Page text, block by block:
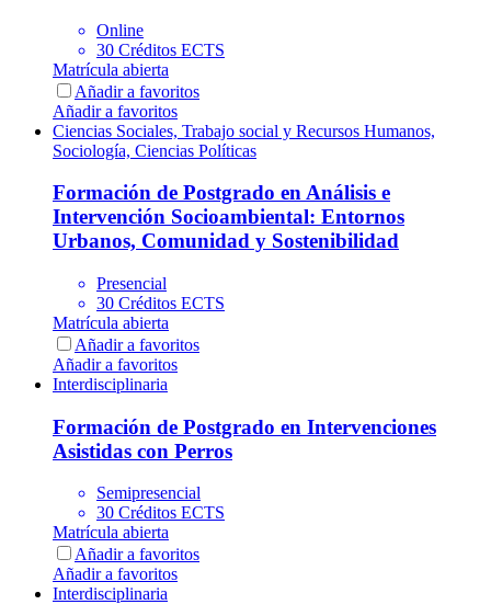
Online
30 Créditos ECTS
Matrícula abierta
Añadir a favoritos
Añadir a favoritos
Ciencias Sociales, Trabajo social y Recursos Humanos,
Sociología, Ciencias Políticas
Formación de Postgrado en Análisis e
Intervención Socioambiental: Entornos
Urbanos, Comunidad y Sostenibilidad
Presencial
30 Créditos ECTS
Matrícula abierta
Añadir a favoritos
Añadir a favoritos
Interdisciplinaria
Formación de Postgrado en Intervenciones
Asistidas con Perros
Semipresencial
30 Créditos ECTS
Matrícula abierta
Añadir a favoritos
Añadir a favoritos
Interdisciplinaria